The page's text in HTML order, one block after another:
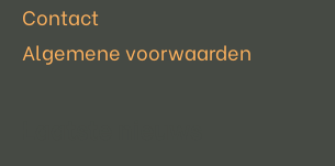
Contact
Algemene voorwaarden